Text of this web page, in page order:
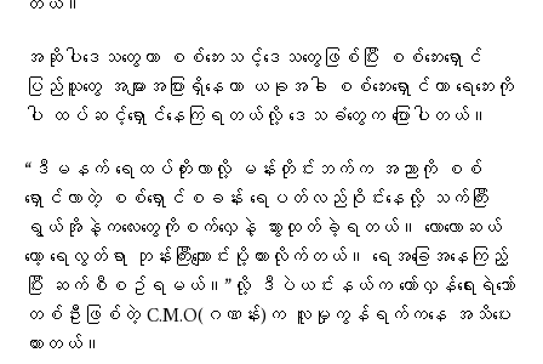
အဆိုပါဒေသတွေဟာ စစ်ဘေးသင့်ဒေသတွေဖြစ်ပြီး စစ်ဘေးရှောင်
ပြည်သူတွေ အများအပြားရှိနေကာ ယခုအခါ စစ်ဘေးရှောင်ဟာ ရေဘေးကို
ပါ ထပ်ဆင့်ရှောင်နေကြရတယ်လို့ ဒေသခံတွေက ပြောပါတယ်။
“ဒီမနက် ရေထပ်တိုးလာလို့ မန်းတိုင်းဘက်က အညာကို စစ်
ရှောင်လာတဲ့ စစ်ရှောင်စခန်း ရေပတ်လည်ဝိုင်းနေလို့ သက်ကြီး
ရွယ်အိုနဲ့ကလေးတွေကိုစက်လှေနဲ့ သွားထုတ်ခဲ့ရတယ်။ လောလောဆယ်
တော့ ရေလွတ်ရာ ဘုန်းကြီးကျောင်းပို့ထားလိုက်တယ်။ ရေအခြေအနေကြည့်
ပြီး ဆက်စီစဥ်ရမယ်။”လို့ ဒီပဲယင်းနယ်က တော်လှန်ရေးရဲဘော်
တစ်ဦးဖြစ်တဲ့ C.M.O(ဂဏန်း)က လူမှုကွန်ရက်ကနေ အသိပေး
ထားတယ်။